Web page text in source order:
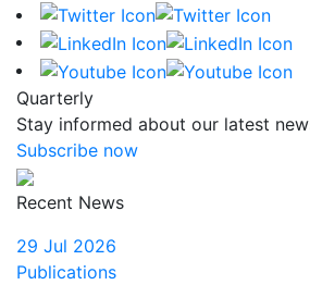
Quarterly
Stay informed about our latest
Subscribe now
Recent News
29 Jul 2026
Publications